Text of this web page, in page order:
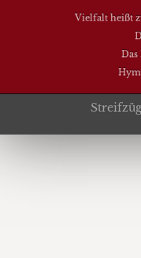
Vielfalt heißt
Das